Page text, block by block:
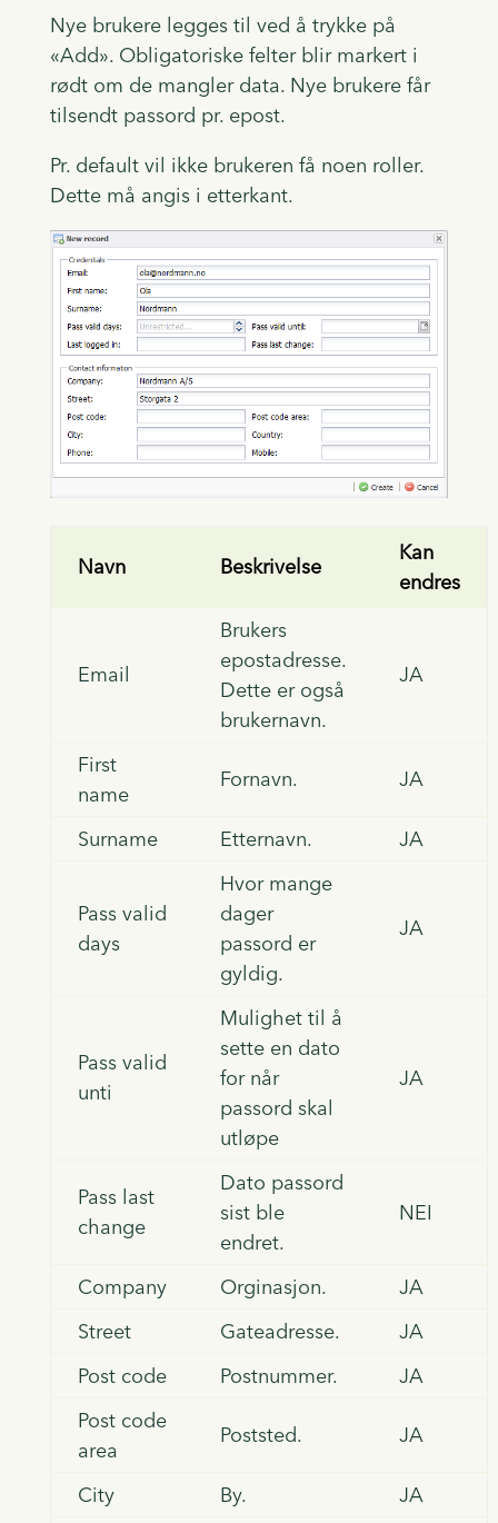
Nye brukere legges til ved å trykke på
«Add». Obligatoriske felter blir markert i
rødt om de mangler data. Nye brukere får
tilsendt passord pr. epost.
Pr. default vil ikke brukeren få noen roller.
Dette må angis i etterkant.
Navn Beskrivelse
Kan
endres
Email
Brukers
epostadresse.
Dette er også
brukernavn.
JA
First
name
Fornavn. JA
Surname Etternavn. JA
Pass valid
days
Hvor mange
dager
passord er
gyldig.
JA
Pass valid
unti
Mulighet til å
sette en dato
for når
passord skal
utløpe
JA
Pass last
change
Dato passord
sist ble
endret.
NEI
Company Orginasjon.
JA
Street
Gateadresse.
JA
Post code
Postnummer.
JA
Post code
area
Poststed. JA
City By.
JA